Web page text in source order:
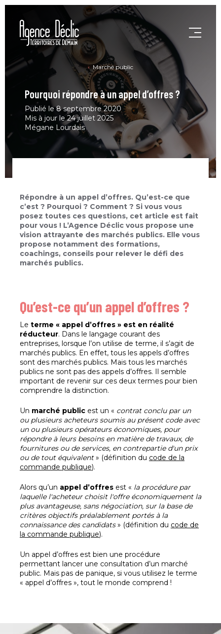
Marché public
Pourquoi répondre à un appel d’offres ?
Publié le 8 septembre 2020
Mis à jour le 24 juillet 2025
Mégane Lourdais
Répondre à un appel d’offres. Qu’est-ce que
c’est ? Pourquoi ? Comment ? Si vous vous
posez toutes ces questions, cet article est fait
pour vous ! L’Agence Déclic vous propose une
vision attrayante des marchés publics. Elle vous
propose notamment des formations,
coachings, conseils pour relever le défi des
marchés publics.
Qu’est-ce qu’un appel d’offres ?
Le terme « appel d’offres » est en réalité
réducteur. Dans le langage courant des
entreprises, lorsque l’on utilise de terme, il s’agit de
marchés publics. En effet, tous les appels d’offres
sont des marchés publics. Mais tous les marchés
publics ne sont pas des appels d’offres. Il semble
important de revenir sur ces deux termes pour bien
comprendre la distinction.
Un marché public est un « contrat conclu par un
ou plusieurs acheteurs soumis au présent code avec
un ou plusieurs opérateurs économiques, pour
répondre à leurs besoins en matière de travaux, de
fournitures ou de services, en contrepartie d'un prix
ou de tout équivalent» (définition du code de la
commande publique).
Alors qu’un appel d’offres est « la procédure par
laquelle l'acheteur choisit l'offre économiquement la
plus avantageuse, sans négociation, sur la base de
critères objectifs préalablement portés à la
connaissance des candidats» (définition du code de
la commande publique).
Un appel d’offres est bien une procédure
permettant lancer une consultation d’un marché
public. Mais pas de panique, si vous utilisez le terme
« appel d’offres », tout le monde comprend !